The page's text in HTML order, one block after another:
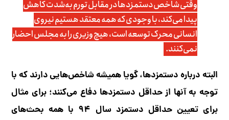
وقتی شاخص دستمزدها در مقابل تورم به‌شدت کاهش
پیدا می‌کند، با وجودی که همه معتقد هستیم نیروی
انسانی محرک توسعه است، هیچ وزیری را به مجلس احضار
نمی‌کنند.
البته درباره دستمزدها، گویا همیشه شاخص‌هایی دارند که با
توجه به آنها از حداقل دستمزدها دفاع می‌کنند؛ برای مثال
برای تعیین حداقل دستمزد سال ۹۴ با همه بحث‌های